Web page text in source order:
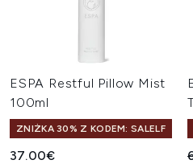
ESPA Restful Pillow Mist
100ml
ZNIŻKA 30% Z KODEM: SALELF
37.00€